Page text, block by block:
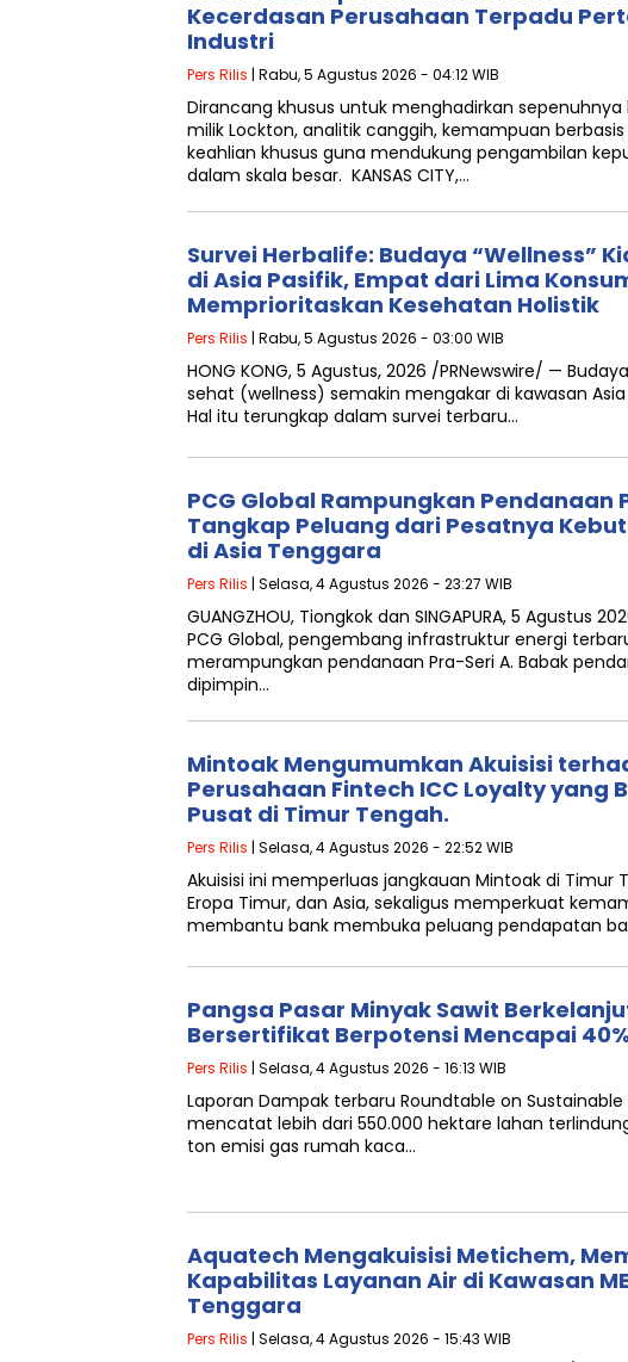
Kecerdasan Perusahaan Terpadu
Industri
Pers Rilis | Rabu, 5 Agustus 2026 - 04:12 WIB
Dirancang khusus untuk menghadirkan
milik Lockton, analitik canggih, kemampuan berbasis
keahlian khusus guna mendukung pengambilan
dalam skala besar. KANSAS CITY,…
Survei Herbalife: Budaya “Wellness”
di Asia Pasifik, Empat dari Lima
Memprioritaskan Kesehatan Holistik
Pers Rilis | Rabu, 5 Agustus 2026 - 03:00 WIB
HONG KONG, 5 Agustus, 2026 /PRNewswire/ —
sehat (wellness) semakin mengakar di kawasan Asia
Hal itu terungkap dalam survei terbaru…
PCG Global Rampungkan Pendanaan
Tangkap Peluang dari Pesatnya
di Asia Tenggara
Pers Rilis | Selasa, 4 Agustus 2026 - 23:27 WIB
GUANGZHOU, Tiongkok dan SINGAPURA, 5 Agustus
PCG Global, pengembang infrastruktur energi
merampungkan pendanaan Pra-Seri A. Babak
dipimpin…
Mintoak Mengumumkan Akuisisi
Perusahaan Fintech ICC Loyalty yang
Pusat di Timur Tengah.
Pers Rilis | Selasa, 4 Agustus 2026 - 22:52 WIB
Akuisisi ini memperluas jangkauan Mintoak di Timur
Eropa Timur, dan Asia, sekaligus memperkuat
membantu bank membuka peluang pendapatan
Pangsa Pasar Minyak Sawit
Bersertifikat Berpotensi Mencapai 40%
Pers Rilis | Selasa, 4 Agustus 2026 - 16:13 WIB
Laporan Dampak terbaru Roundtable on Sustainable
mencatat lebih dari 550.000 hektare lahan
ton emisi gas rumah kaca…
Aquatech Mengakuisisi Metichem,
Kapabilitas Layanan Air di Kawasan
Tenggara
Pers Rilis | Selasa, 4 Agustus 2026 - 15:43 WIB